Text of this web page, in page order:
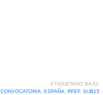
ETIQUETADO BAJO:
CONVOCATORIA
ESPAÑA RFEF, SUB15